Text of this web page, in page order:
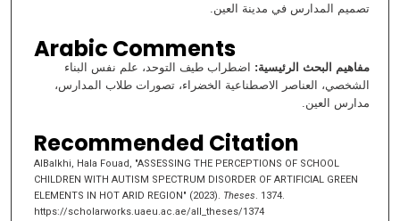
تصميم المدارس في مدينة العين.
Arabic Comments
مفاهيم البحث الرئيسية: اضطراب طيف التوحد، علم نفس البناء
الشخصي، العناصر الاصطناعية الخضراء، تصورات طلاب المدارس،
مدارس العين.
Recommended Citation
AlBalkhi, Hala Fouad, "ASSESSING THE PERCEPTIONS OF SCHOOL
CHILDREN WITH AUTISM SPECTRUM DISORDER OF ARTIFICIAL GREEN
ELEMENTS IN HOT ARID REGION" (2023). Theses. 1374.
https://scholarworks.uaeu.ac.ae/all_theses/1374